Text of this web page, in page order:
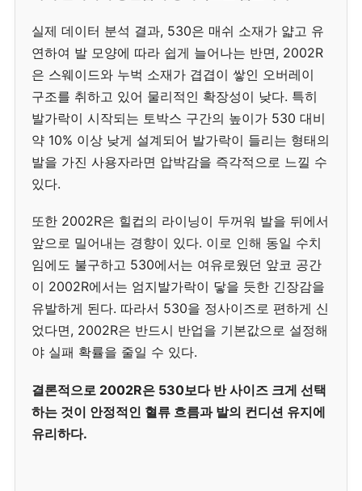
실제 데이터 분석 결과, 530은 매쉬 소재가 얇고 유
연하여 발 모양에 따라 쉽게 늘어나는 반면, 2002R
은 스웨이드와 누벅 소재가 겹겹이 쌓인 오버레이
구조를 취하고 있어 물리적인 확장성이 낮다. 특히
발가락이 시작되는 토박스 구간의 높이가 530 대비
약 10% 이상 낮게 설계되어 발가락이 들리는 형태의
발을 가진 사용자라면 압박감을 즉각적으로 느낄 수
있다.
또한 2002R은 힐컵의 라이닝이 두꺼워 발을 뒤에서
앞으로 밀어내는 경향이 있다. 이로 인해 동일 수치
임에도 불구하고 530에서는 여유로웠던 앞코 공간
이 2002R에서는 엄지발가락이 닿을 듯한 긴장감을
유발하게 된다. 따라서 530을 정사이즈로 편하게 신
었다면, 2002R은 반드시 반업을 기본값으로 설정해
야 실패 확률을 줄일 수 있다.
결론적으로 2002R은 530보다 반 사이즈 크게 선택
하는 것이 안정적인 혈류 흐름과 발의 컨디션 유지에
유리하다.